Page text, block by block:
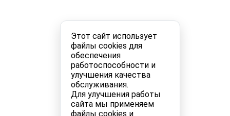
Этот сайт использует
файлы cookies для
обеспечения
работоспособности и
улучшения качества
обслуживания.
Для улучшения работы
сайта мы применяем
файлы cookies и